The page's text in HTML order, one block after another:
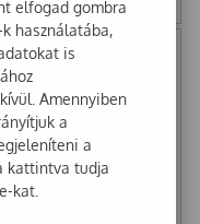
Ft+ Áfa
elfogad gombra
használatába,
is
Amennyiben
a
a
kattintva tudja
kat.